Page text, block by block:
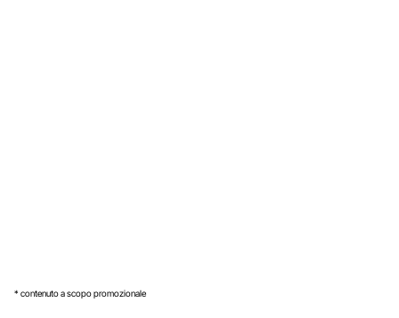
* contenuto a scopo promozionale